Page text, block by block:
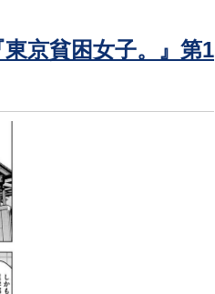
京貧困女子。』第1